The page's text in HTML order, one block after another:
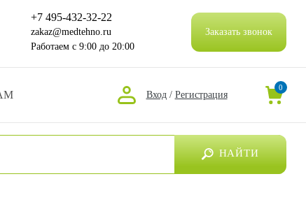
+7 495-432-32-22
zakaz@medtehno.ru
Работаем с 9:00 до 20:00
Заказать звонок
Вход / Регистрация
0
НАЙТИ